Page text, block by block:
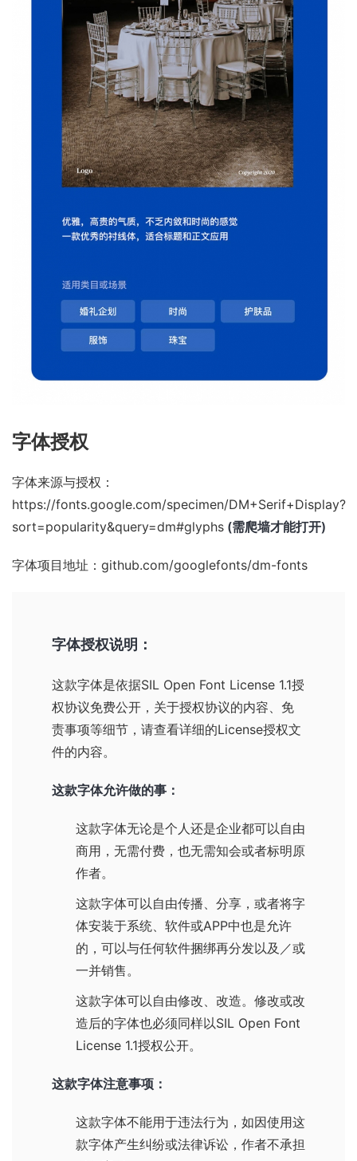
字体授权
字体来源与授权：
https://fonts.google.com/specimen/DM+Serif+Display?
sort=popularity&query=dm#glyphs (需爬墙才能打开)
字体项目地址： github.com/googlefonts/dm-fonts
字体授权说明：
这款字体是依据SIL Open Font License 1.1授
权协议免费公开，关于授权协议的内容、免
责事项等细节，请查看详细的License授权文
件的内容。
这款字体允许做的事：
这款字体无论是个人还是企业都可以自由
商用，无需付费，也无需知会或者标明原
作者。
这款字体可以自由传播、分享，或者将字
体安装于系统、软件或APP中也是允许
的，可以与任何软件捆绑再分发以及／或
一并销售。
这款字体可以自由修改、改造。修改或改
造后的字体也必须同样以SIL Open Font
License 1.1授权公开。
这款字体注意事项：
这款字体不能用于违法行为，如因使用这
款字体产生纠纷或法律诉讼，作者不承担